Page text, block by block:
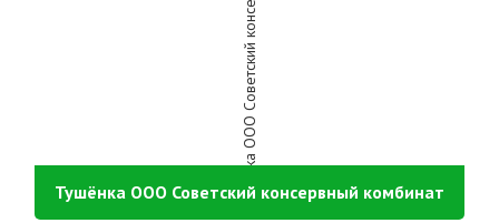
Тушёнка ООО Советский консервный комбинат